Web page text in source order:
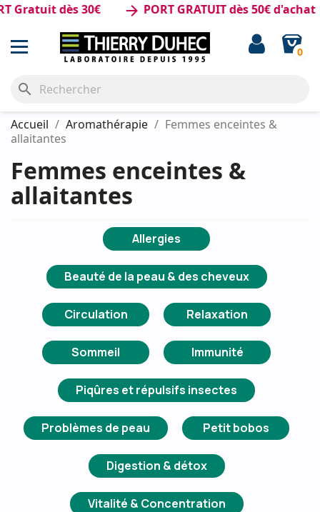
Gratuit dès 30€ arrow_forwardPORT GRATUIT dès 50€ d'achat
0
search
Accueil Aromathérapie
Femmes enceintes &
allaitantes
Femmes enceintes &
allaitantes
Allergies
Beauté de la peau & des cheveux
Circulation Relaxation
Sommeil Immunité
Piqûres et répulsifs insectes
Problèmes de peau Petit bobos
Digestion & détox
Vitalité & Concentration